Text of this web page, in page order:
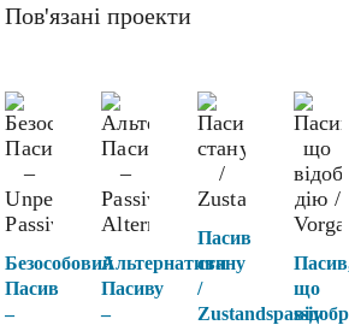
Пов'язані проекти
Безособовий
Пасив
–
Альтернативи
Пасиву
–
Пасив
стану
/
Zustandspassiv
що